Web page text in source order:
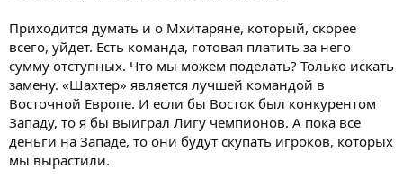
Приходится думать и о Мхитаряне, который, скорее
всего, уйдет. Есть команда, готовая платить за него
сумму отступных. Что мы можем поделать? Только искать
замену. «Шахтер» является лучшей командой в
Восточной Европе. И если бы Восток был конкурентом
Западу, то я бы выиграл Лигу чемпионов. А пока все
деньги на Западе, то они будут скупать игроков, которых
мы вырастили.